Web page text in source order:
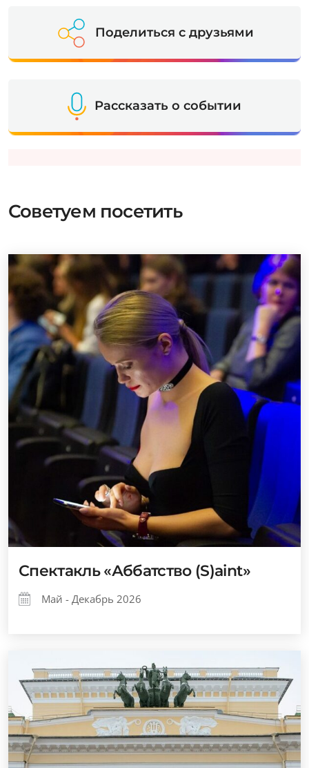
Поделиться с друзьями
Рассказать о событии
Советуем посетить
Спектакль «Аббатство (S)aint»
Май - Декабрь 2026